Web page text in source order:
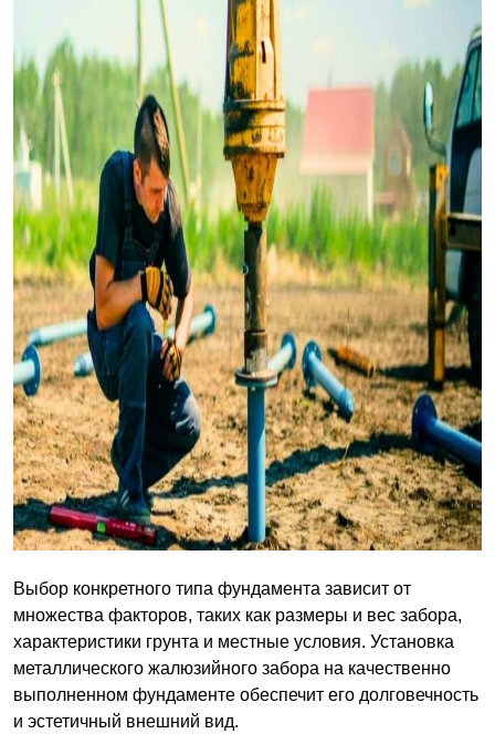
Выбор конкретного типа фундамента зависит от
множества факторов, таких как размеры и вес забора,
характеристики грунта и местные условия. Установка
металлического жалюзийного забора на качественно
выполненном фундаменте обеспечит его долговечность
и эстетичный внешний вид.